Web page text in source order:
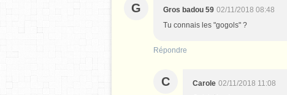
G Gros badou 59 02/11/2018 08:48
Tu connais les "gogols" ?
Répondre
C Carole 02/11/2018 11:08